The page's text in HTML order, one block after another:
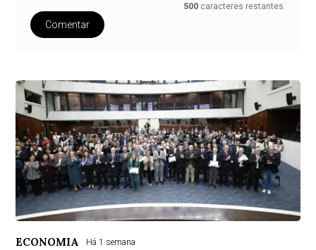
500 caracteres restantes.
Comentar
ECONOMIA Há 1 semana